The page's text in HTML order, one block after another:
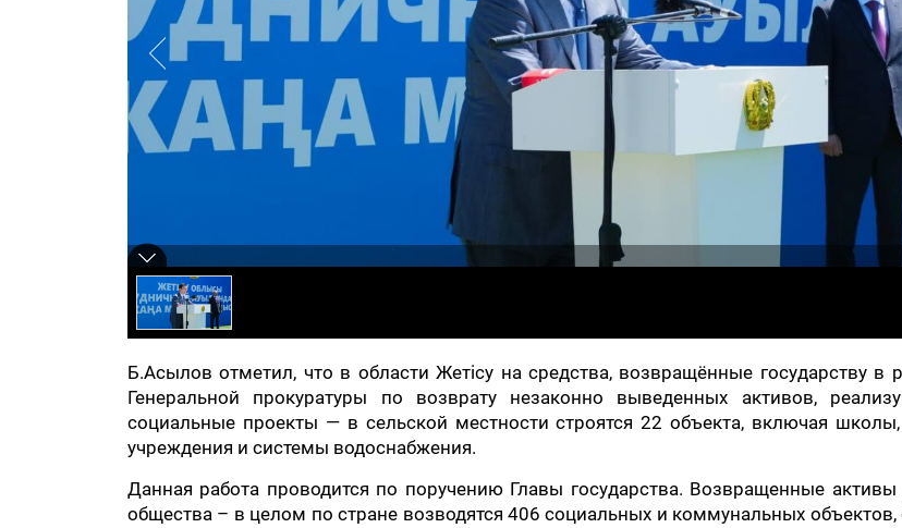
Б.Асылов отметил, что в области Жетісу на средства, возвращённые государству в
Генеральной прокуратуры по возврату незаконно выведенных активов,
социальные проекты — в сельской местности строятся 22 объекта, включая
учреждения и системы водоснабжения.
Данная работа проводится по поручению Главы государства. Возвращенные активы
общества – в целом по стране возводятся 406 социальных и коммунальных объектов,